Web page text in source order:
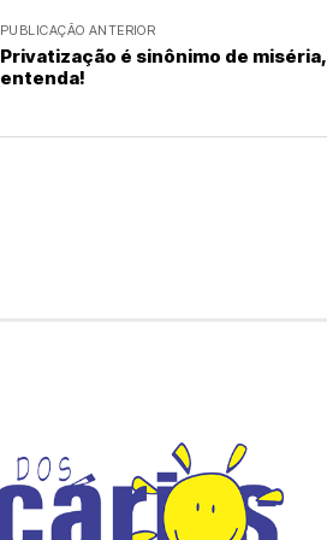
PUBLICAÇÃO ANTERIOR
Privatização é sinônimo de miséria,
entenda!